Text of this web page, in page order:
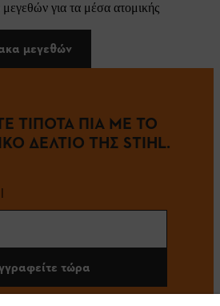
για τα μέσα ατομικής
μεγεθών
ΤΙΠΟΤΑ ΠΙΑ ΜΕ ΤΟ
ΔΕΛΤΙΟ ΤΗΣ STIHL.
τώρα